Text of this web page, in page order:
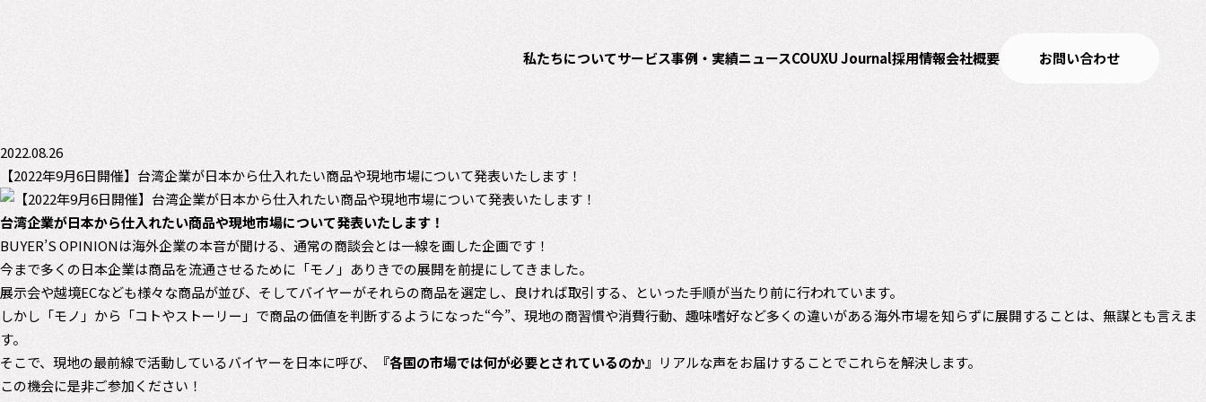
私たちについてサービス事例・実績ニュースCOUXU Journal採用情報会社概要 お問い合わせ
2022.08.26
【2022年9月6日開催】台湾企業が日本から仕入れたい商品や現地市場について発表いたします！
台湾企業が日本から仕入れたい商品や現地市場について発表いたします！
BUYER’S OPINIONは海外企業の本音が聞ける、通常の商談会とは一線を画した企画です！
今まで多くの日本企業は商品を流通させるために「モノ」ありきでの展開を前提にしてきました。
展示会や越境ECなども様々な商品が並び、そしてバイヤーがそれらの商品を選定し、良ければ取引する、といった手順が当たり前に行われています。
しかし「モノ」から「コトやストーリー」で商品の価値を判断するようになった“今”、現地の商習慣や消費行動、趣味嗜好など多くの違いがある海外市場を知らずに展開することは、無謀とも言えま
す。
そこで、現地の最前線で活動しているバイヤーを日本に呼び、
『各国の市場では何が必要とされているのか』 リアルな声をお届けすることでこれらを解決します。
この機会に是非ご参加ください！